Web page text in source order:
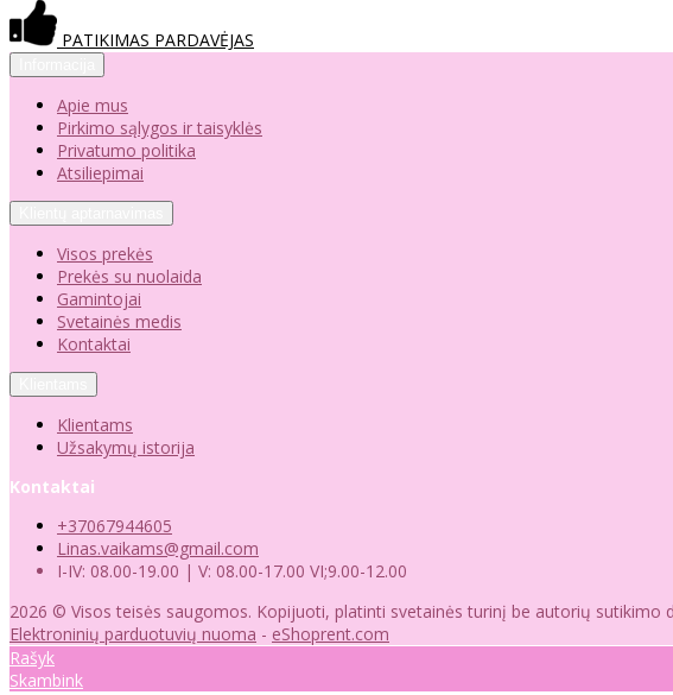
PATIKIMAS PARDAVĖJAS
Apie mus
Pirkimo sąlygos ir taisyklės
Privatumo politika
Atsiliepimai
Visos prekės
Prekės su nuolaida
Gamintojai
Svetainės medis
Kontaktai
Klientams
Užsakymų istorija
Kontaktai
+37067944605
Linas.vaikams@gmail.com
I-IV: 08.00-19.00 | V: 08.00-17.00 VI;9.00-12.00
2026 © Visos teisės saugomos. Kopijuoti, platinti svetainės turinį be autorių sutikimo
Elektroninių parduotuvių nuoma - eShoprent.com
Rašyk
Skambink